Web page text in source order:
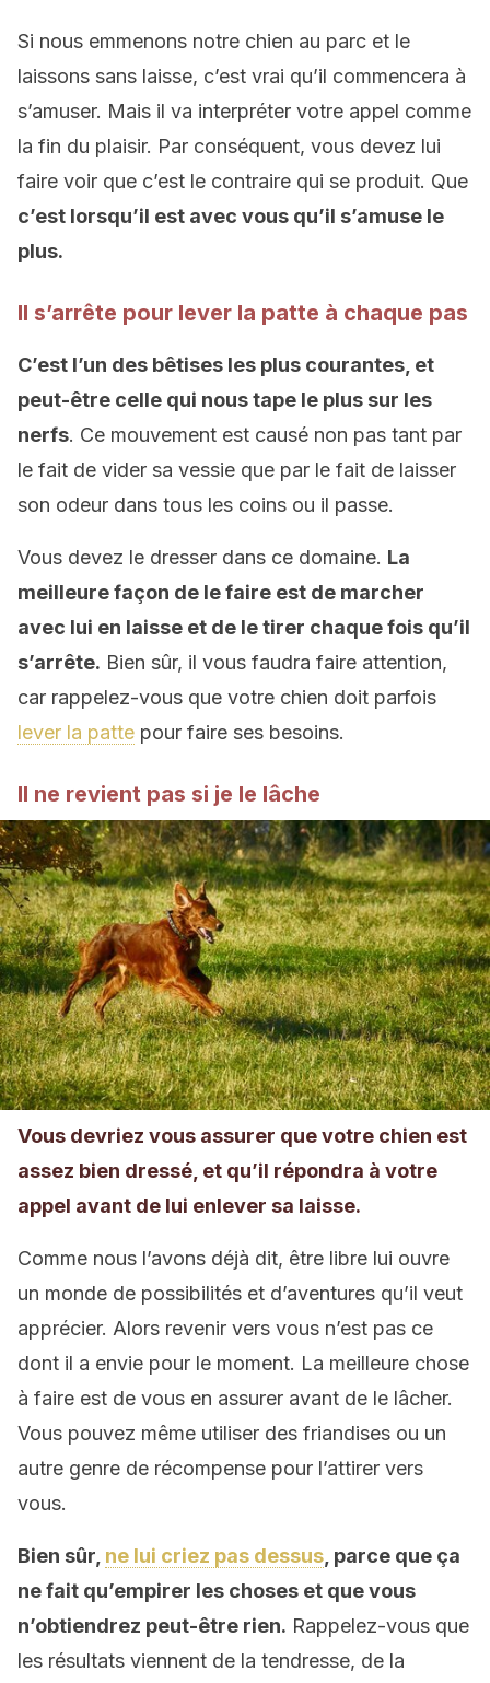
Si nous emmenons notre chien au parc et le
laissons sans laisse, c’est vrai qu’il commencera à
s’amuser. Mais il va interpréter votre appel comme
la fin du plaisir. Par conséquent, vous devez lui
faire voir que c’est le contraire qui se produit. Que
c’est lorsqu’il est avec vous qu’il s’amuse le
plus.
Il s’arrête pour lever la patte à chaque pas
C’est l’un des bêtises les plus courantes, et
peut-être celle qui nous tape le plus sur les
nerfs. Ce mouvement est causé non pas tant par
le fait de vider sa vessie que par le fait de laisser
son odeur dans tous les coins ou il passe.
Vous devez le dresser dans ce domaine. La
meilleure façon de le faire est de marcher
avec lui en laisse et de le tirer chaque fois qu’il
s’arrête. Bien sûr, il vous faudra faire attention,
car rappelez-vous que votre chien doit parfois
lever la patte pour faire ses besoins.
Il ne revient pas si je le lâche
Vous devriez vous assurer que votre chien est
assez bien dressé, et qu’il répondra à votre
appel avant de lui enlever sa laisse.
Comme nous l’avons déjà dit, être libre lui ouvre
un monde de possibilités et d’aventures qu’il veut
apprécier. Alors revenir vers vous n’est pas ce
dont il a envie pour le moment. La meilleure chose
à faire est de vous en assurer avant de le lâcher.
Vous pouvez même utiliser des friandises ou un
autre genre de récompense pour l’attirer vers
vous.
Bien sûr, ne lui criez pas dessus , parce que ça
ne fait qu’empirer les choses et que vous
n’obtiendrez peut-être rien. Rappelez-vous que
les résultats viennent de la tendresse, de la